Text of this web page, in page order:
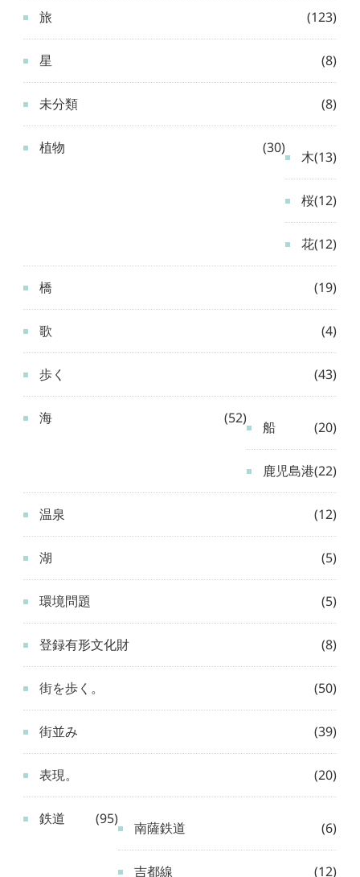
旅 (123)
星 (8)
未分類 (8)
植物 (30)
木(13)
桜(12)
花(12)
橋 (19)
歌 (4)
歩く (43)
海 (52)
船 (20)
鹿児島港(22)
温泉 (12)
湖 (5)
環境問題 (5)
登録有形文化財 (8)
街を歩く。 (50)
街並み (39)
表現。 (20)
鉄道 (95)
南薩鉄道 (6)
吉都線 (12)